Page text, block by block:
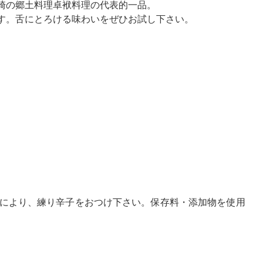
郷土料理卓袱料理の代表的一品。
舌にとろける味わいをぜひお試し下さい。
より、練り辛子をおつけ下さい。保存料・添加物を使用